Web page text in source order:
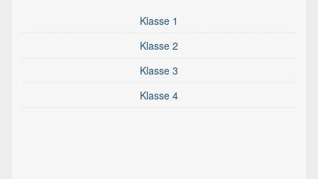
Klasse 1
Klasse 2
Klasse 3
Klasse 4